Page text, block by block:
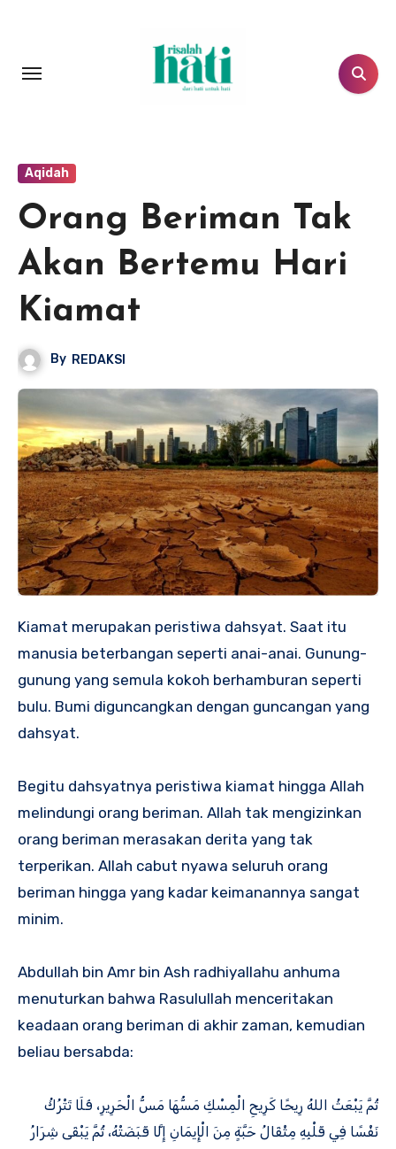
Aqidah
Orang Beriman Tak
Akan Bertemu Hari
Kiamat
By REDAKSI
Kiamat merupakan peristiwa dahsyat. Saat itu
manusia beterbangan seperti anai-anai. Gunung-
gunung yang semula kokoh berhamburan seperti
bulu. Bumi diguncangkan dengan guncangan yang
dahsyat.
Begitu dahsyatnya peristiwa kiamat hingga Allah
melindungi orang beriman. Allah tak mengizinkan
orang beriman merasakan derita yang tak
terperikan. Allah cabut nyawa seluruh orang
beriman hingga yang kadar keimanannya sangat
minim.
Abdullah bin Amr bin Ash radhiyallahu anhuma
menuturkan bahwa Rasulullah menceritakan
keadaan orang beriman di akhir zaman, kemudian
beliau bersabda:
ثُمَّ يَبْعَثُ اللهُ رِيحًا كَرِيحِ الْمِسْكِ مَسُّهَا مَسُّ الْحَرِيرِ، فَلَا تَتْرُكُ
نَفْسًا فِي قَلْبِهِ مِثْقَالُ حَبَّةٍ مِنَ الْإِيمَانِ إِلَّا قَبَضَتْهُ، ثُمَّ يَبْقَى شِرَارُ